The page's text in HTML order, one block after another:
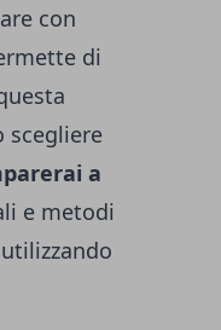
con
di
scegliere
a
e metodi